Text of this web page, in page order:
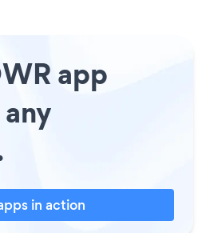
app
in action